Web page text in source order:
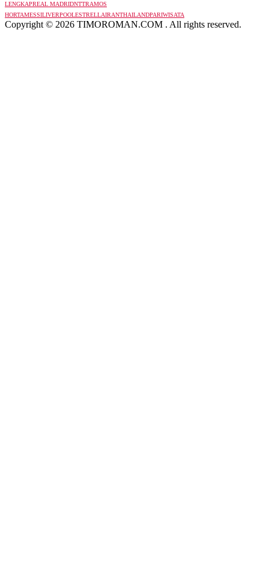
LENGKAPREAL MADRIDNTTRAMOS
HORTAMESSILIVERPOOLESTRELLAIRANTHAILANDPARIWISATA
Copyright © 2026 TIMOROMAN.COM . All rights reserved.